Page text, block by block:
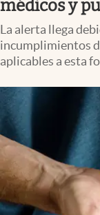
médicos y
La alerta llega
incumplimientos
aplicables a esta